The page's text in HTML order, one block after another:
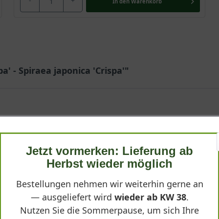
- Spiraea japonica 'Crispa'"
Pflanze wirkt gesund, kompakt und blühfreudig – genau wie
Jetzt vormerken: Lieferung ab
Herbst wieder möglich
Bestellungen nehmen wir weiterhin gerne an
— ausgeliefert wird wieder ab KW 38.
Nutzen Sie die Sommerpause, um sich Ihre